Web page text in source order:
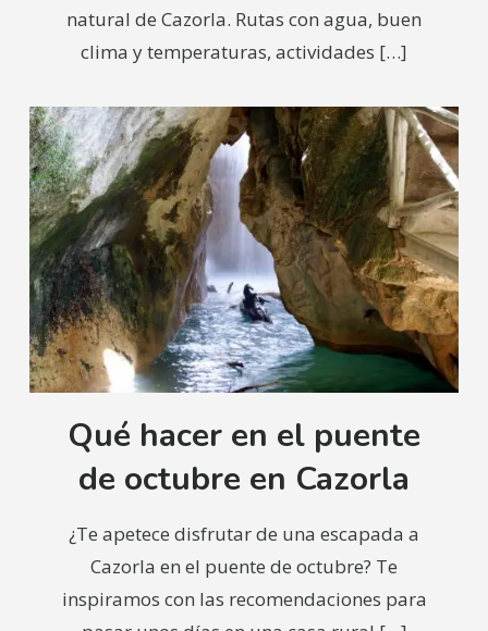
natural de Cazorla. Rutas con agua, buen
clima y temperaturas, actividades […]
Qué hacer en el puente
de octubre en Cazorla
¿Te apetece disfrutar de una escapada a
Cazorla en el puente de octubre? Te
inspiramos con las recomendaciones para